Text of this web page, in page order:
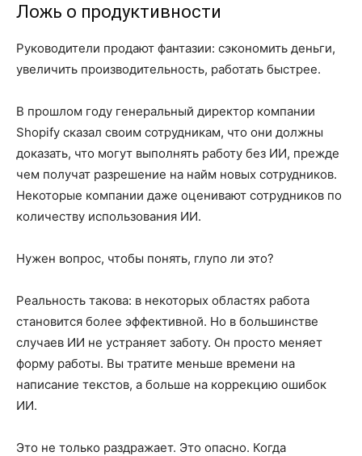
Ложь о продуктивности
Руководители продают фантазии: сэкономить деньги,
увеличить производительность, работать быстрее.
В прошлом году генеральный директор компании
Shopify сказал своим сотрудникам, что они должны
доказать, что могут выполнять работу без ИИ, прежде
чем получат разрешение на найм новых сотрудников.
Некоторые компании даже оценивают сотрудников по
количеству использования ИИ.
Нужен вопрос, чтобы понять, глупо ли это?
Реальность такова: в некоторых областях работа
становится более эффективной. Но в большинстве
случаев ИИ не устраняет заботу. Он просто меняет
форму работы. Вы тратите меньше времени на
написание текстов, а больше на коррекцию ошибок
ИИ.
Это не только раздражает. Это опасно. Когда